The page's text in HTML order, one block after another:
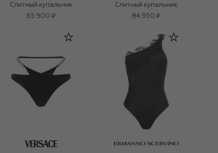
Слитный купальник
65 900 ₽
Слитный купальник
84 950 ₽